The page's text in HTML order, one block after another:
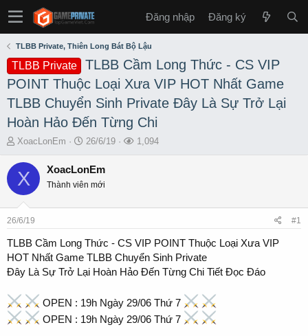
Đăng nhập Đăng ký
TLBB Private, Thiên Long Bát Bộ Lậu
TLBB Private
TLBB Cầm Long Thức - CS VIP
POINT Thuộc Loại Xưa VIP HOT Nhất Game
TLBB Chuyển Sinh Private Đây Là Sự Trở Lại
Hoàn Hảo Đến Từng Chi
T
r
e
s
a
r
t
e
XoacLonEm
S
a
t
e
26/6/19
L1,094
X XoacLonEm
Thành viên mới
26/6/19 #1
TLBB Cầm Long Thức - CS VIP POINT Thuộc Loại Xưa VIP
HOT Nhất Game TLBB Chuyển Sinh Private
Đây Là Sự Trở Lại Hoàn Hảo Đến Từng Chi Tiết Đọc Đáo
OPEN : 19h Ngày 29/06 Thứ 7
OPEN : 19h Ngày 29/06 Thứ 7